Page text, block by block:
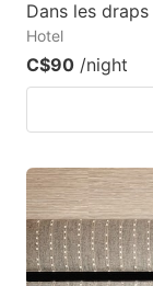
Dans les
Hotel
C$90 /night